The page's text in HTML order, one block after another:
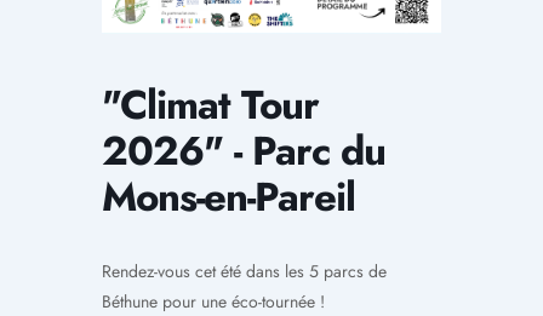
"Climat Tour
2026" - Parc du
Mons-en-Pareil
Rendez-vous cet été dans les 5 parcs de
Béthune pour une éco-tournée !